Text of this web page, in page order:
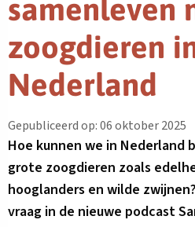
samenleven
zoogdieren
Nederland
Gepubliceerd op: 06 oktober 2025
Hoe kunnen we in Nederland
grote zoogdieren zoals
hooglanders en wilde
vraag in de nieuwe podcast